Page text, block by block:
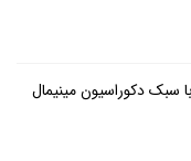
مینیمال